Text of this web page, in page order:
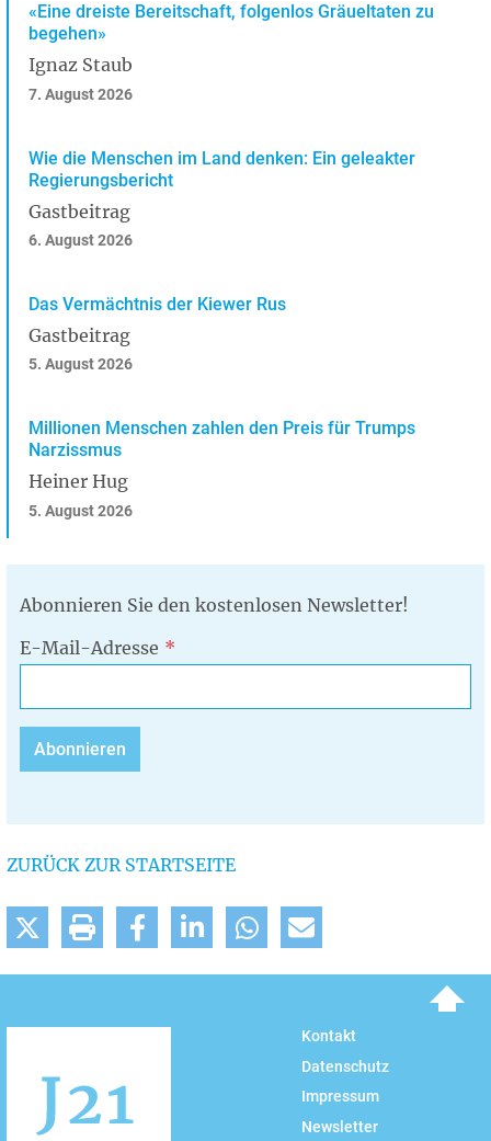
«Eine dreiste Bereitschaft, folgenlos Gräueltaten zu
begehen»
Ignaz Staub
7. August 2026
Wie die Menschen im Land denken: Ein geleakter
Regierungsbericht
Gastbeitrag
6. August 2026
Das Vermächtnis der Kiewer Rus
Gastbeitrag
5. August 2026
Millionen Menschen zahlen den Preis für Trumps
Narzissmus
Heiner Hug
5. August 2026
Abonnieren Sie den kostenlosen Newsletter!
E-Mail-Adresse
ZURÜCK ZUR STARTSEITE
Kontakt
Datenschutz
Impressum
Newsletter